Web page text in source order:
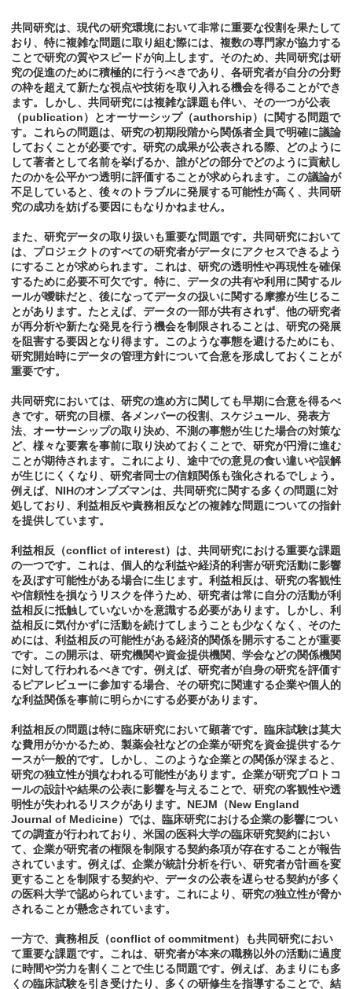
共同研究は、現代の研究環境において非常に重要な役割を果たして
おり、特に複雑な問題に取り組む際には、複数の専門家が協力する
ことで研究の質やスピードが向上します。そのため、共同研究は研
究の促進のために積極的に行うべきであり、各研究者が自分の分野
の枠を超えて新たな視点や技術を取り入れる機会を得ることができ
ます。しかし、共同研究には複雑な課題も伴い、その一つが公表
（publication）とオーサーシップ（authorship）に関する問題で
す。これらの問題は、研究の初期段階から関係者全員で明確に議論
しておくことが必要です。研究の成果が公表される際、どのように
して著者として名前を挙げるか、誰がどの部分でどのように貢献し
たのかを公平かつ透明に評価することが求められます。この議論が
不足していると、後々のトラブルに発展する可能性が高く、共同研
究の成功を妨げる要因にもなりかねません。
また、研究データの取り扱いも重要な問題です。共同研究において
は、プロジェクトのすべての研究者がデータにアクセスできるよう
にすることが求められます。これは、研究の透明性や再現性を確保
するために必要不可欠です。特に、データの共有や利用に関するル
ールが曖昧だと、後になってデータの扱いに関する摩擦が生じるこ
とがあります。たとえば、データの一部が共有されず、他の研究者
が再分析や新たな発見を行う機会を制限されることは、研究の発展
を阻害する要因となり得ます。このような事態を避けるためにも、
研究開始時にデータの管理方針について合意を形成しておくことが
重要です。
共同研究においては、研究の進め方に関しても早期に合意を得るべ
きです。研究の目標、各メンバーの役割、スケジュール、発表方
法、オーサーシップの取り決め、不測の事態が生じた場合の対策な
ど、様々な要素を事前に取り決めておくことで、研究が円滑に進む
ことが期待されます。これにより、途中での意見の食い違いや誤解
が生じにくくなり、研究者同士の信頼関係も強化されるでしょう。
例えば、NIHのオンブズマンは、共同研究に関する多くの問題に対
処しており、利益相反や責務相反などの複雑な問題についての指針
を提供しています。
利益相反（conflict of interest）は、共同研究における重要な課題
の一つです。これは、個人的な利益や経済的利害が研究活動に影響
を及ぼす可能性がある場合に生じます。利益相反は、研究の客観性
や信頼性を損なうリスクを伴うため、研究者は常に自分の活動が利
益相反に抵触していないかを意識する必要があります。しかし、利
益相反に気付かずに活動を続けてしまうことも少なくなく、そのた
めには、利益相反の可能性がある経済的関係を開示することが重要
です。この開示は、研究機関や資金提供機関、学会などの関係機関
に対して行われるべきです。例えば、研究者が自身の研究を評価す
るピアレビューに参加する場合、その研究に関連する企業や個人的
な利益関係を事前に明らかにする必要があります。
利益相反の問題は特に臨床研究において顕著です。臨床試験は莫大
な費用がかかるため、製薬会社などの企業が研究を資金提供するケ
ースが一般的です。しかし、このような企業との関係が深まると、
研究の独立性が損なわれる可能性があります。企業が研究プロトコ
ールの設計や結果の公表に影響を与えることで、研究の客観性や透
明性が失われるリスクがあります。NEJM（New England
Journal of Medicine）では、臨床研究における企業の影響につい
ての調査が行われており、米国の医科大学の臨床研究契約におい
て、企業が研究者の権限を制限する契約条項が存在することが報告
されています。例えば、企業が統計分析を行い、研究者が計画を変
更することを制限する契約や、データの公表を遅らせる契約が多く
の医科大学で認められています。これにより、研究の独立性が脅か
されることが懸念されています。
一方で、責務相反（conflict of commitment）も共同研究におい
て重要な課題です。これは、研究者が本来の職務以外の活動に過度
に時間や労力を割くことで生じる問題です。例えば、あまりにも多
くの臨床試験を引き受けたり、多くの研修生を指導することで、結